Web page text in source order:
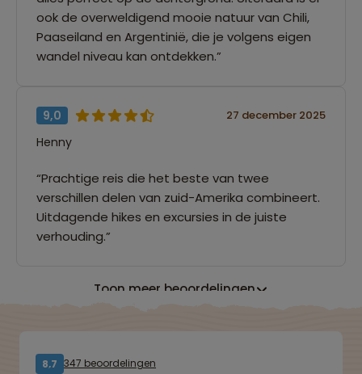
ook de overweldigend mooie natuur van Chili,
Paaseiland en Argentinië, die je volgens eigen
wandel niveau kan ontdekken.”
9,0 27 december 2025
Henny
“Prachtige reis die het beste van twee
verschillen delen van zuid-Amerika combineert.
Uitdagende hikes en excursies in de juiste
verhouding.”
Toon meer beoordelingen
8,7 347 beoordelingen